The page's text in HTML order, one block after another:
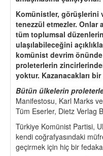
Komünistler, görüşlerini
tenezzül etmezler. Onlar
tüm toplumsal
ulaşılabileceğini
komünist devrim ö
proleterlerin
yoktur. Kazanacakları bir
Bütün ülkelerin
Manifestosu, Karl Marks
Tüm Eserler, Dietz Verlag
Türkiye Komünist Partisi,
kendi coğrafyasındaki
geçirmek için hiç bir